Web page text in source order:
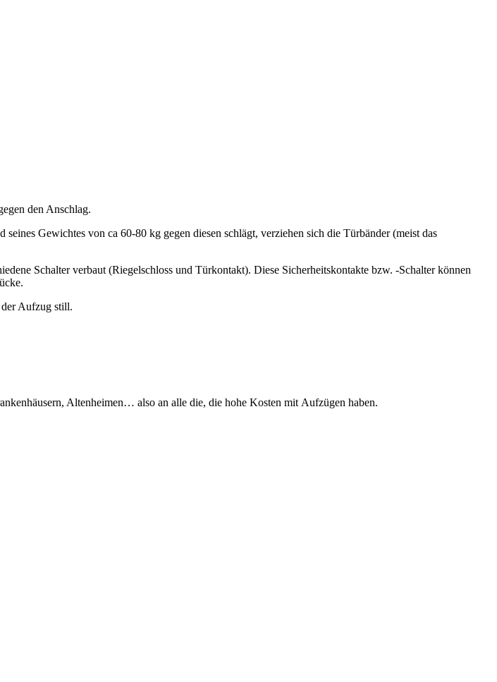
den Anschlag.
Gewichtes von ca 60-80 kg gegen diesen schlägt, verziehen sich die Türbänder (meist das
Schalter verbaut (Riegelschloss und Türkontakt). Diese Sicherheitskontakte bzw. -Schalter können
Aufzug still.
Altenheimen… also an alle die, die hohe Kosten mit Aufzügen haben.